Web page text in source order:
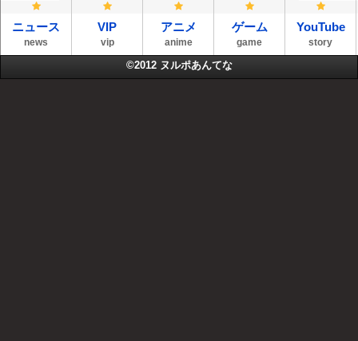
ニュース
news
VIP
vip
アニメ
anime
ゲーム
game
YouTube
story
©2012 ヌルポあんてな